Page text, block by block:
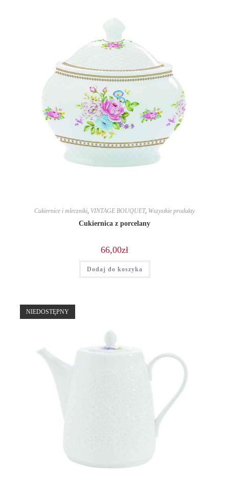
Cukiernice i mleczniki VINTAGE BOUQUET, Wszystkie produkty
Cukiernica z porcelany
66,00zł
Dodaj do koszyka
NIEDOSTĘPNY